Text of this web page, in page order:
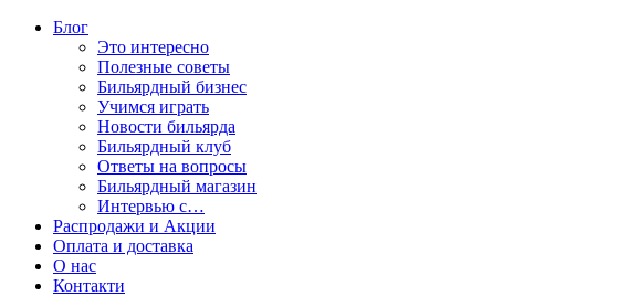
Блог
Это интересно
Полезные советы
Бильярдный бизнес
Учимся играть
Новости бильярда
Бильярдный клуб
Ответы на вопросы
Бильярдный магазин
Интервью с…
Распродажи и Акции
Оплата и доставка
О нас
Контакти